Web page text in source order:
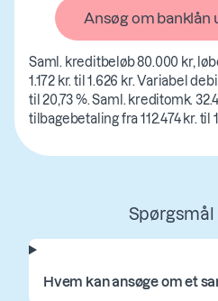
Ansøg om banklån
Saml. kreditbeløb 80.000 kr,
1.172 kr. til 1.626 kr. Variabel
til 20,73 %. Saml. kreditomk.
tilbagebetaling fra 112.474 kr. til
Spørgsmål
Hvem kan ansøge om et